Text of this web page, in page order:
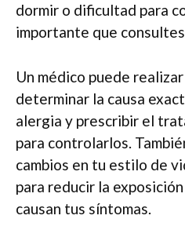
dormir o dificultad para
importante que
Un médico puede
determinar la causa
alergia y prescribir el
para controlarlos.
cambios en tu estilo de
para reducir la
causan tus síntomas.